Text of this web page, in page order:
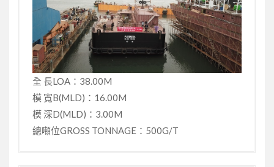
全 長LOA：38.00M
模 寬B(MLD)：16.00M
模 深D(MLD)：3.00M
總噸位GROSS TONNAGE：500G/T